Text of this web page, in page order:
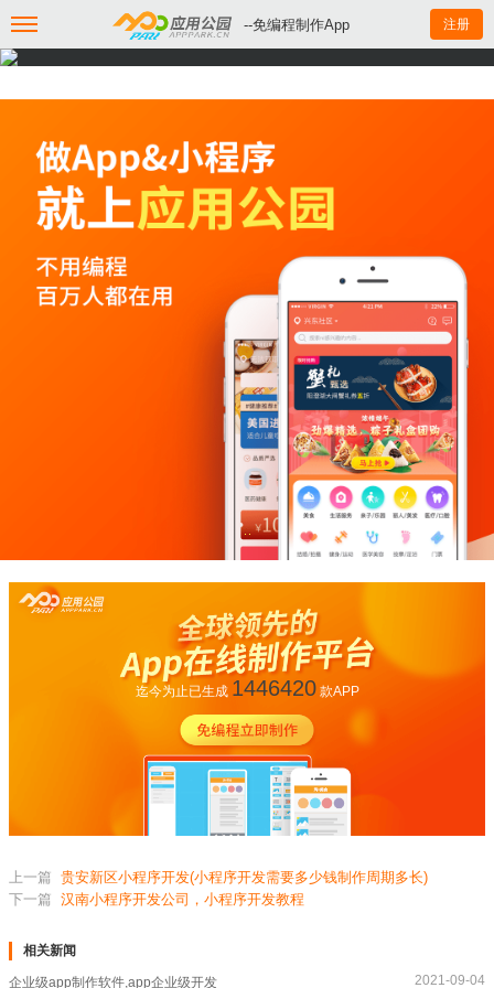
--免编程制作App 注册
迄今为止已生成 1446420款APP
上一篇 贵安新区小程序开发(小程序开发需要多少钱制作周期多长)
下一篇 汉南小程序开发公司，小程序开发教程
相关新闻
企业级app制作软件,app企业级开发 2021-09-04